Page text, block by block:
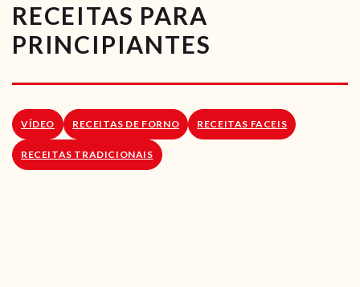
VÍDEOS
RECEITAS VEGGIE
LOJA ONLINE
RECEITAS PARA
PRINCIPIANTES
VÍDEO RECEITAS DE FORNO RECEITAS FACEIS
RECEITAS TRADICIONAIS